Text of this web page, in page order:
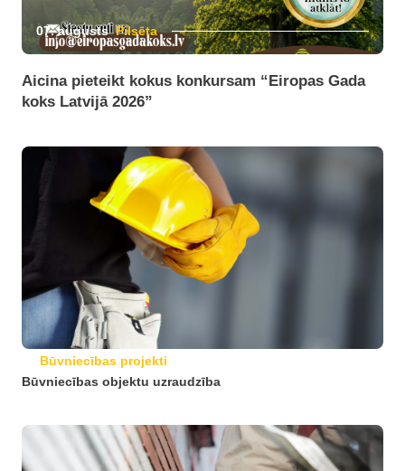
07. augusts Pilsēta
Aicina pieteikt kokus konkursam “Eiropas Gada
koks Latvijā 2026”
Būvniecības projekti
Būvniecības objektu uzraudzība